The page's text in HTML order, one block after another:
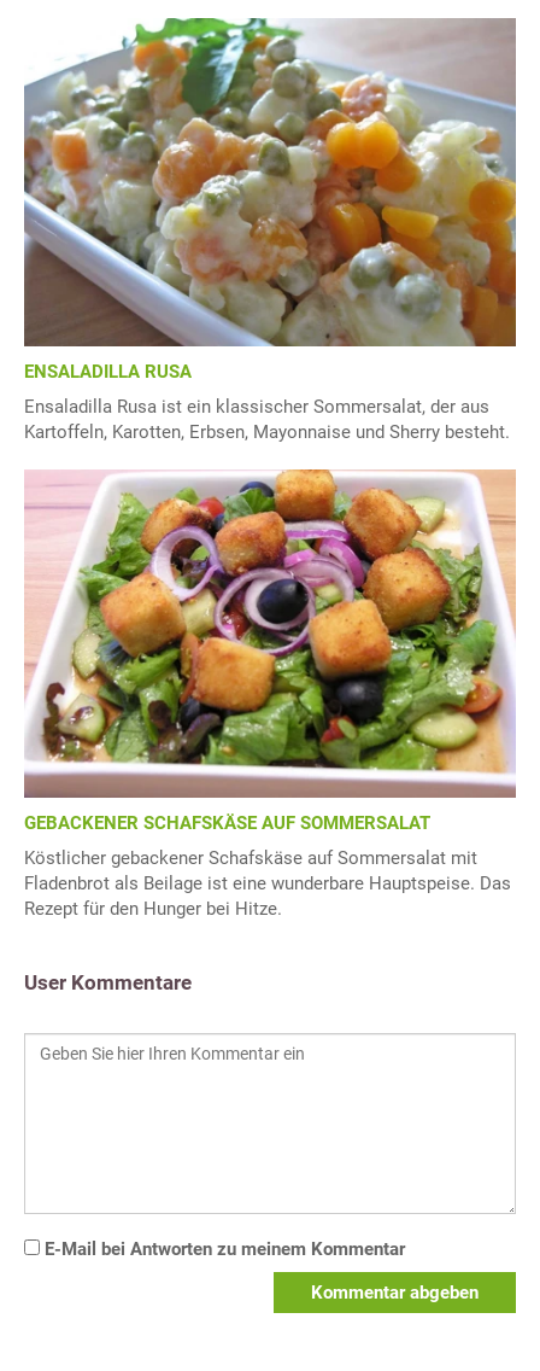
ENSALADILLA RUSA
Ensaladilla Rusa ist ein klassischer Sommersalat, der aus
Kartoffeln, Karotten, Erbsen, Mayonnaise und Sherry besteht.
GEBACKENER SCHAFSKÄSE AUF SOMMERSALAT
Köstlicher gebackener Schafskäse auf Sommersalat mit
Fladenbrot als Beilage ist eine wunderbare Hauptspeise. Das
Rezept für den Hunger bei Hitze.
User Kommentare
E-Mail bei Antworten zu meinem Kommentar
Kommentar abgeben